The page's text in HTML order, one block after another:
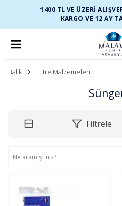
1400 TL VE ÜZERİ
KARGO VE 12 AY
Balık Filtre Malzemeleri
Filtrele